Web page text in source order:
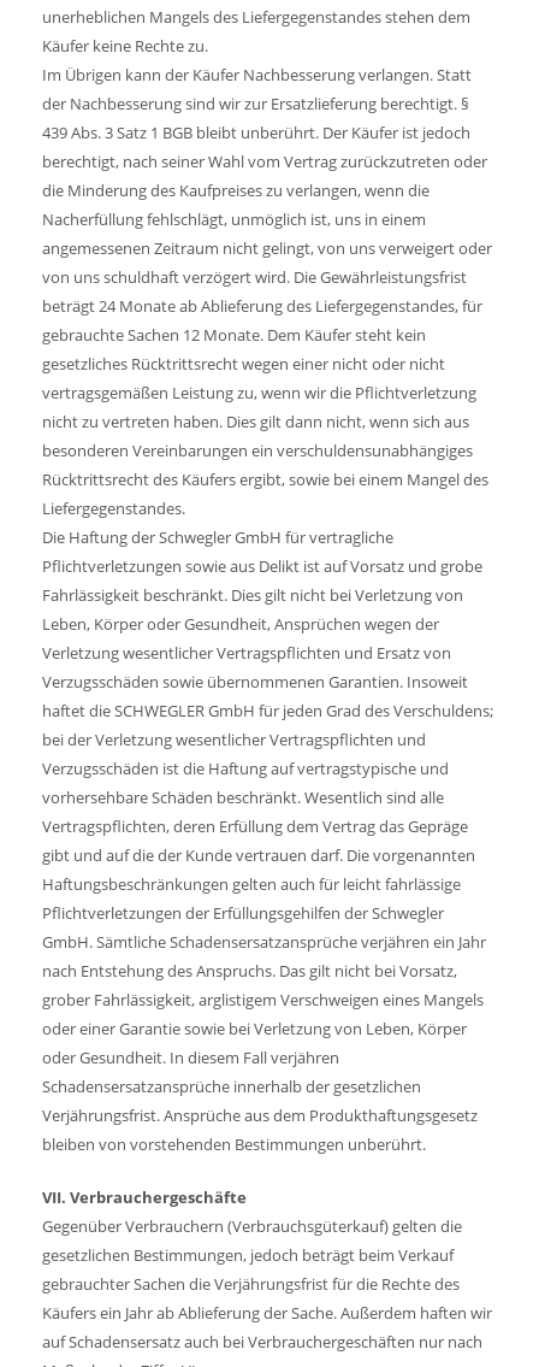
unerheblichen Mangels des Liefergegenstandes stehen dem
Käufer keine Rechte zu.
Im Übrigen kann der Käufer Nachbesserung verlangen. Statt
der Nachbesserung sind wir zur Ersatzlieferung berechtigt. §
439 Abs. 3 Satz 1 BGB bleibt unberührt. Der Käufer ist jedoch
berechtigt, nach seiner Wahl vom Vertrag zurückzutreten oder
die Minderung des Kaufpreises zu verlangen, wenn die
Nacherfüllung fehlschlägt, unmöglich ist, uns in einem
angemessenen Zeitraum nicht gelingt, von uns verweigert oder
von uns schuldhaft verzögert wird. Die ­Gewährleistungsfrist
beträgt 24 Monate ab Ablieferung des Liefergegenstandes, für
gebrauchte Sachen 12 Monate. Dem Käufer steht kein
gesetzliches Rücktrittsrecht wegen einer nicht oder nicht
vertragsgemäßen Leistung zu, wenn wir die Pflichtverletzung
nicht zu vertreten haben. Dies gilt dann nicht, wenn sich aus
besonderen Vereinbarungen ein verschuldensunabhängiges
Rücktrittsrecht des Käufers ergibt, sowie bei einem Mangel des
Liefergegenstandes.
Die Haftung der Schwegler GmbH für vertragliche
Pflichtverletzungen sowie aus Delikt ist auf Vorsatz und grobe
Fahrlässigkeit beschränkt. Dies gilt nicht bei Verletzung von
Leben, Körper oder Gesundheit, Ansprüchen wegen der
Verletzung wesentlicher Vertragspflichten und Ersatz von
Verzugsschäden sowie übernommenen Garantien. Insoweit
haftet die SCHWEGLER GmbH für jeden Grad des Verschuldens;
bei der Verletzung wesentlicher Vertragspflichten und
Verzugsschäden ist die Haftung auf vertragstypische und
vorhersehbare Schäden beschränkt. Wesentlich sind alle
Vertragspflichten, deren Erfüllung dem Vertrag das Gepräge
gibt und auf die der Kunde vertrauen darf. Die vorgenannten
Haftungsbeschränkungen gelten auch für leicht fahrlässige
Pflichtverletzungen der Erfüllungsgehilfen der Schwegler
GmbH. Sämtliche ­Schadensersatzansprüche verjähren ein Jahr
nach Entstehung des Anspruchs. Das gilt nicht bei Vorsatz,
grober Fahrlässigkeit, arglistigem Verschweigen eines Mangels
oder einer Garantie sowie bei Verletzung von Leben, Körper
oder Gesundheit. In diesem Fall verjähren
Schadensersatzansprüche innerhalb der gesetzlichen
Verjährungsfrist. Ansprüche aus dem Produkthaftungsgesetz
bleiben von vorstehenden Bestimmungen unberührt.
VII. Verbrauchergeschäfte
Gegenüber Verbrauchern (Verbrauchsgüterkauf) gelten die
gesetzlichen Bestimmungen, jedoch beträgt beim Verkauf
gebrauchter Sachen die Verjährungsfrist für die Rechte des
Käufers ein Jahr ab Ablieferung der Sache. Außerdem haften wir
auf Schadensersatz auch bei Verbrauchergeschäften nur nach